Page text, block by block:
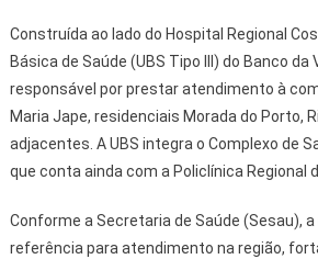
Construída ao lado do Hospital Regional
Básica de Saúde (UBS Tipo III) do Banco da
responsável por prestar atendimento à
Maria Jape, residenciais Morada do Porto,
adjacentes. A UBS integra o Complexo de
que conta ainda com a Policlínica Regional
Conforme a Secretaria de Saúde (Sesau),
referência para atendimento na região,